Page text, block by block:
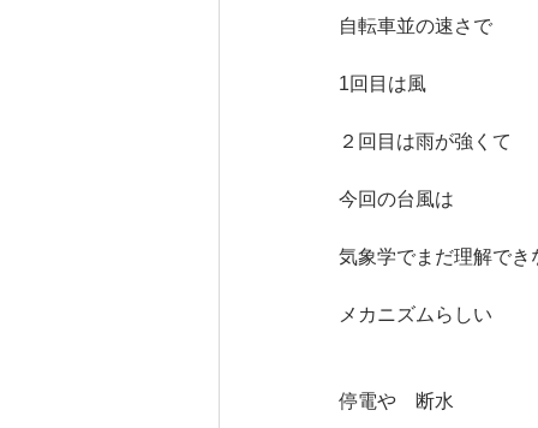
自転車並の速さで
1回目は風
２回目は雨が強くて
今回の台風は
気象学でまだ理解でき
メカニズムらしい
停電や　断水